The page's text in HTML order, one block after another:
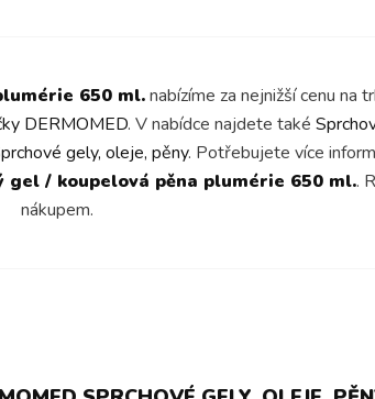
650 ml.nabízíme za nejnižší cenu na
DERMOMED. V nabídce najdete také
gely, oleje, pěny. Potřebujete více
gel / koupelová pěna plumérie 650 ml..
nákupem.